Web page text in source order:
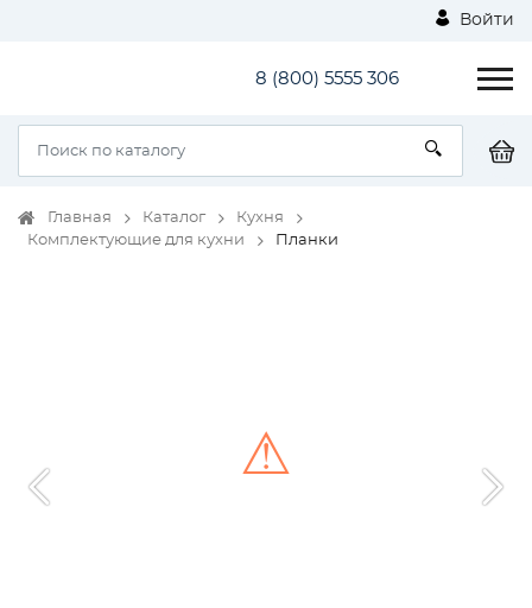
Войти
8 (800) 5555 306
Главная Каталог
Кухня
Комплектующие для кухни
Планки
⚠